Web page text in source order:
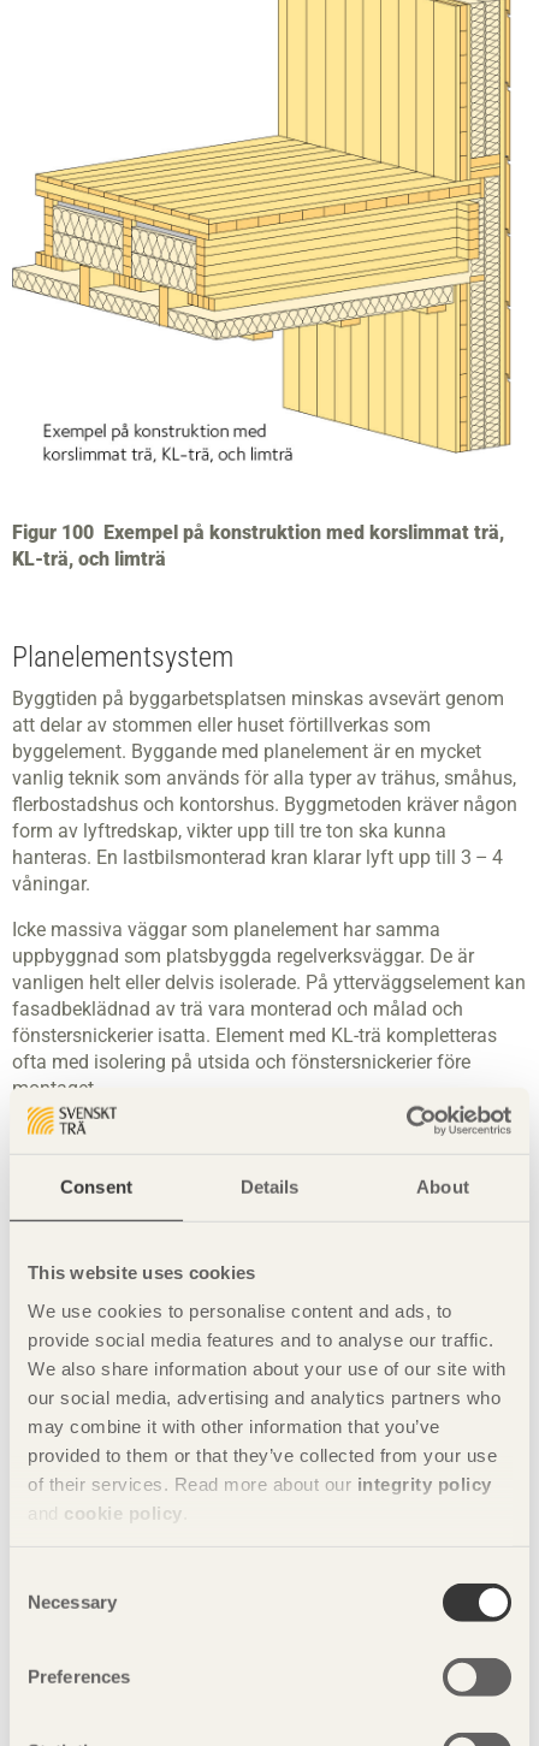
Consent Details About
This website uses cookies
We use cookies to personalise content and ads, to
provide social media features and to analyse our traffic.
We also share information about your use of our site with
our social media, advertising and analytics partners who
may combine it with other information that you’ve
provided to them or that they’ve collected from your use
of their services. Read more about our integrity policy
and cookie policy
Selection
Necessary
Preferences
Figur 100 Exempel på konstruktion med korslimmat trä,
KL-trä, och limträ
Planelementsystem
Byggtiden på byggarbetsplatsen minskas avsevärt genom
att delar av stommen eller huset förtillverkas som
byggelement. Byggande med planelement är en mycket
vanlig teknik som används för alla typer av trähus, småhus,
flerbostadshus och kontorshus. Byggmetoden kräver någon
form av lyftredskap, vikter upp till tre ton ska kunna
hanteras. En lastbilsmonterad kran klarar lyft upp till 3 – 4
våningar.
Icke massiva väggar som planelement har samma
uppbyggnad som platsbyggda regelverksväggar. De är
vanligen helt eller delvis isolerade. På ytterväggselement kan
fasadbeklädnad av trä vara monterad och målad och
fönstersnickerier isatta. Element med KL-trä kompletteras
ofta med isolering på utsida och fönstersnickerier före
montaget.
Planelement för bjälklag i småhus har ofta samma
reglar och överliggande skivmaterial. Hålrummet fylls av
konstruktioner för att erhålla normerad brand- och
stegljudsisolering mellan lägenheter. De är ofta uppbyggda
med två skikt, ett bärande och ett brand- och ljudavskiljande.
Den bärande konstruktionen kan bestå av traditionella
bjälkar, KL-trä eller en kassettkonstruktion.
Vägg- och bjälklagselement som levereras med isolering och
ytskikt måste skyddas mot regn under transport och
byggskedet. Småhus monteras ofta på en dag och kan
därmed förses med ett skyddande tak samma dag.
Byggnader som inte kan färdigmonteras på en dag kräver
flervåningshus med längre byggtid finns speciella
Pelar- och balksystem
100 år men har sällan setts som ett specifikt träbyggsystem.